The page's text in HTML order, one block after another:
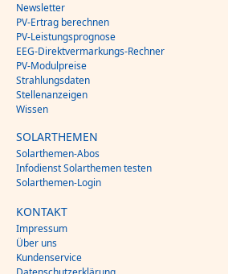
Newsletter
PV-Ertrag berechnen
PV-Leistungsprognose
EEG-Direktvermarkungs-Rechner
PV-Modulpreise
Strahlungsdaten
Stellenanzeigen
Wissen
SOLARTHEMEN
Solarthemen-Abos
Infodienst Solarthemen testen
Solarthemen-Login
KONTAKT
Impressum
Über uns
Kundenservice